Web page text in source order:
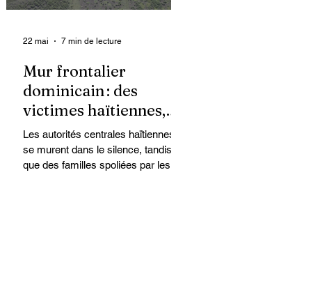
accompagner les survivantes sur le
Mur frontalier
dominicain : des
victimes haïtiennes,
l’État regarde ailleurs
Les autorités centrales haïtiennes
se murent dans le silence, tandis
que des familles spoliées par les
22 mai 7 min de lecture